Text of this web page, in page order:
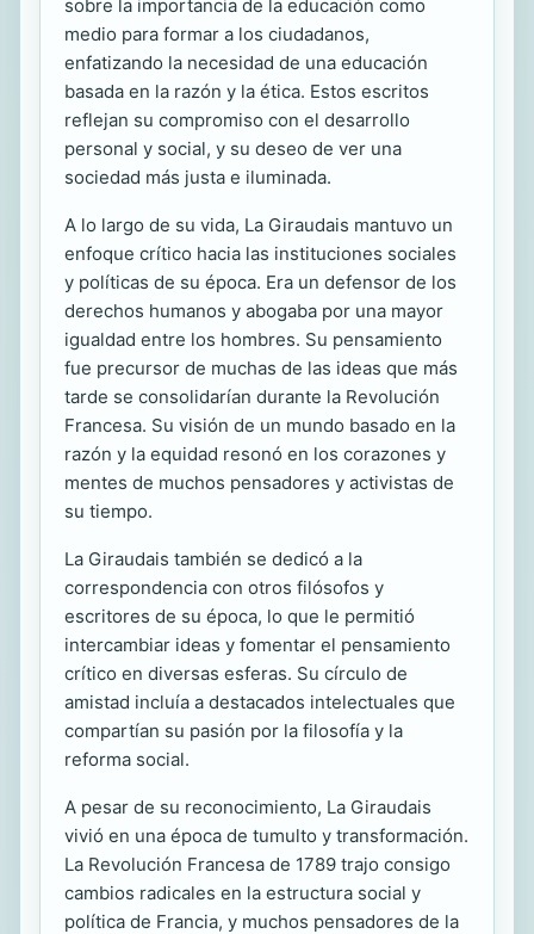
sobre la importancia de la educación como
medio para formar a los ciudadanos,
enfatizando la necesidad de una educación
basada en la razón y la ética. Estos escritos
reflejan su compromiso con el desarrollo
personal y social, y su deseo de ver una
sociedad más justa e iluminada.
A lo largo de su vida, La Giraudais mantuvo un
enfoque crítico hacia las instituciones sociales
y políticas de su época. Era un defensor de los
derechos humanos y abogaba por una mayor
igualdad entre los hombres. Su pensamiento
fue precursor de muchas de las ideas que más
tarde se consolidarían durante la Revolución
Francesa. Su visión de un mundo basado en la
razón y la equidad resonó en los corazones y
mentes de muchos pensadores y activistas de
su tiempo.
La Giraudais también se dedicó a la
correspondencia con otros filósofos y
escritores de su época, lo que le permitió
intercambiar ideas y fomentar el pensamiento
crítico en diversas esferas. Su círculo de
amistad incluía a destacados intelectuales que
compartían su pasión por la filosofía y la
reforma social.
A pesar de su reconocimiento, La Giraudais
vivió en una época de tumulto y transformación.
La Revolución Francesa de 1789 trajo consigo
cambios radicales en la estructura social y
política de Francia, y muchos pensadores de la